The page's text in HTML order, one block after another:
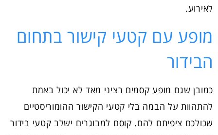
לאירוע.
מופע עם קטעי קישור בתחום
הבידור
כמובן שגם מופע קסמים רציני מאד לא יכול באמת
להתהוות על הבמה בלי קטעי הקישור ההומוריסטיים
שכולכם ציפיתם להם. קוסם למבוגרים ישלב קטעי בידור